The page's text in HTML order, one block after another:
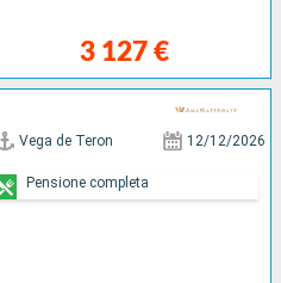
3 127 €
Vega de Teron 12/12/2026
Pensione completa